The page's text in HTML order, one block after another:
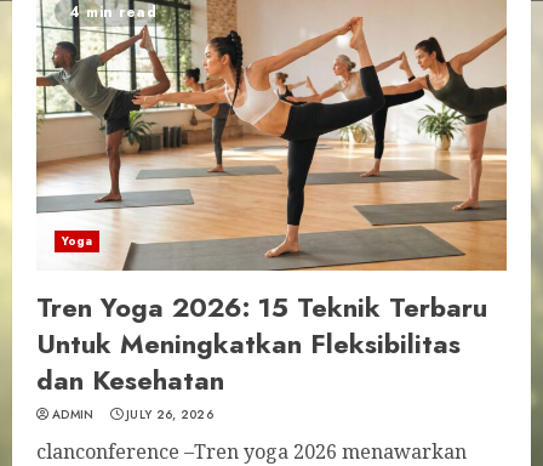
4 min read
Yoga
Tren Yoga 2026: 15 Teknik Terbaru
Untuk Meningkatkan Fleksibilitas
dan Kesehatan
ADMIN JULY 26, 2026
clanconference –Tren yoga 2026 menawarkan